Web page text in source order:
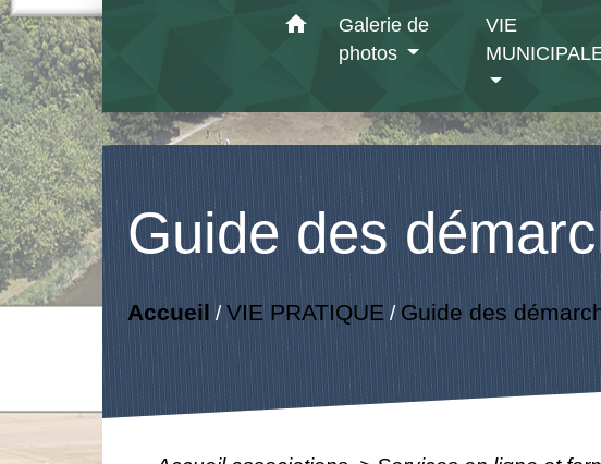
home
Galerie de
photos
VIE
Guide des
Accueil /VIE PRATIQUE/ Guide des